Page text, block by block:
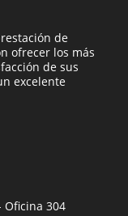
de
ofrecer los más
de sus
excelente
Oficina 304